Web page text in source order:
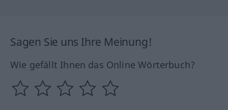
Sagen Sie uns Ihre Meinung!
Wie gefällt Ihnen das Online Wörterbuch?